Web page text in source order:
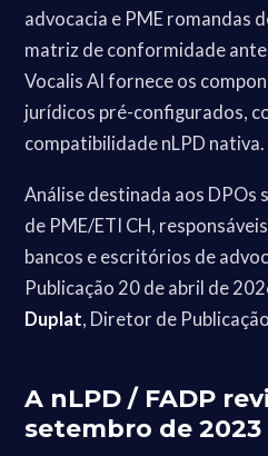
advocacia e PME romandas
matriz de conformidade
Vocalis AI fornece os
jurídicos pré-configurados,
compatibilidade nLPD nativa.
Análise destinada aos DPOs
de PME/ETI CH,
bancos e escritórios de
Publicação 20 de abril de
Duplat, Diretor de
A nLPD / FADP
setembro de 2023